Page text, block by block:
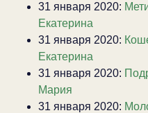
31 января 2020:
Екатерина
31 января 2020:
Екатерина
31 января 2020:
Мария
31 января 2020: